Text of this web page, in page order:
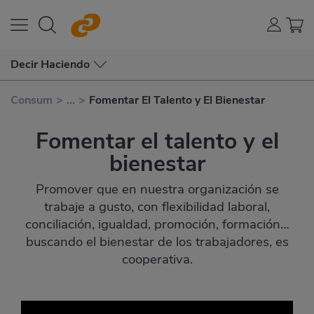
Decir Haciendo
Consum > ... > Fomentar El Talento y El Bienestar
Fomentar el talento y el
bienestar
Promover que en nuestra organización se
trabaje a gusto, con flexibilidad laboral,
conciliación, igualdad, promoción, formación…
buscando el bienestar de los trabajadores, es
cooperativa.